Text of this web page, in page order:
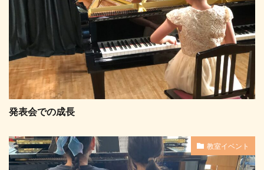
発表会での成長
教室イベント